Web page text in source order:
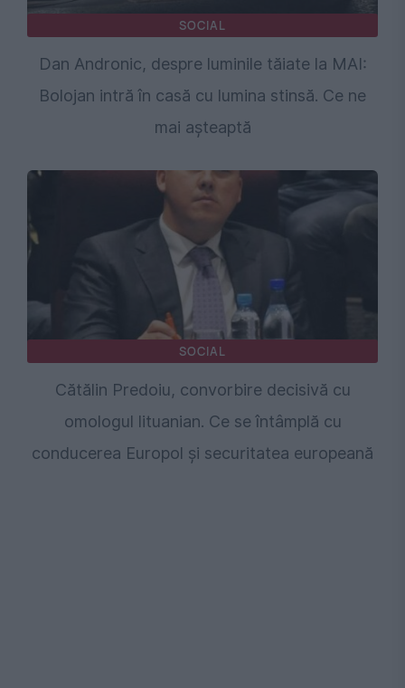
SOCIAL
Dan Andronic, despre luminile tăiate la MAI:
Bolojan intră în casă cu lumina stinsă. Ce ne
mai așteaptă
SOCIAL
Cătălin Predoiu, convorbire decisivă cu
omologul lituanian. Ce se întâmplă cu
conducerea Europol și securitatea europeană